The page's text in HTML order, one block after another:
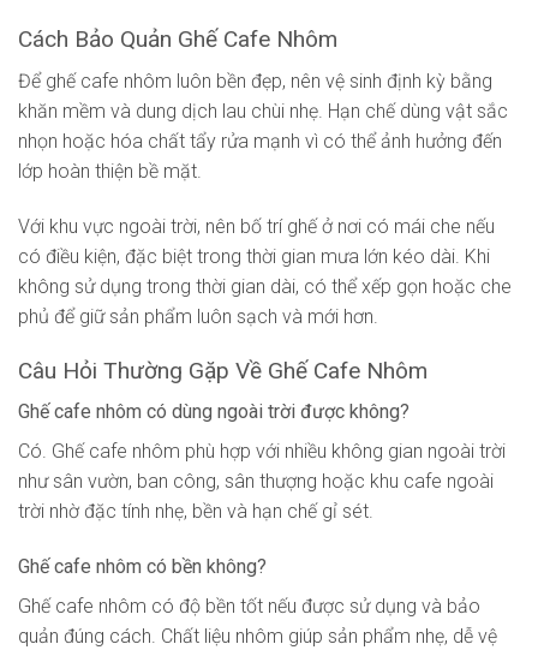
Cách Bảo Quản Ghế Cafe Nhôm
Để ghế cafe nhôm luôn bền đẹp, nên vệ sinh định kỳ bằng
khăn mềm và dung dịch lau chùi nhẹ. Hạn chế dùng vật sắc
nhọn hoặc hóa chất tẩy rửa mạnh vì có thể ảnh hưởng đến
lớp hoàn thiện bề mặt.
Với khu vực ngoài trời, nên bố trí ghế ở nơi có mái che nếu
có điều kiện, đặc biệt trong thời gian mưa lớn kéo dài. Khi
không sử dụng trong thời gian dài, có thể xếp gọn hoặc che
phủ để giữ sản phẩm luôn sạch và mới hơn.
Câu Hỏi Thường Gặp Về Ghế Cafe Nhôm
Ghế cafe nhôm có dùng ngoài trời được không?
Có. Ghế cafe nhôm phù hợp với nhiều không gian ngoài trời
như sân vườn, ban công, sân thượng hoặc khu cafe ngoài
trời nhờ đặc tính nhẹ, bền và hạn chế gỉ sét.
Ghế cafe nhôm có bền không?
Ghế cafe nhôm có độ bền tốt nếu được sử dụng và bảo
quản đúng cách. Chất liệu nhôm giúp sản phẩm nhẹ, dễ vệ